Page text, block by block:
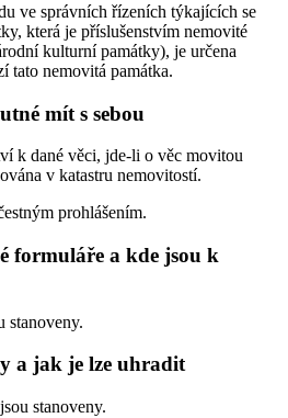
ve správních řízeních týkajících se
která je příslušenstvím nemovité
kulturní památky), je určena
tato nemovitá památka.
mít s sebou
k dané věci, jde-li o věc movitou
v katastru nemovitostí.
prohlášením.
formuláře a kde jsou k
stanoveny.
a jak je lze uhradit
stanoveny.